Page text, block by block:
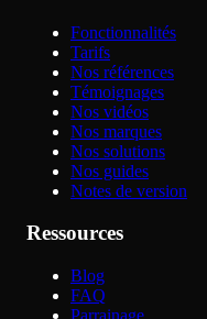
Fonctionnalités
Tarifs
Nos références
Témoignages
Nos vidéos
Nos marques
Nos solutions
Nos guides
Notes de version
Ressources
Blog
FAQ
Parrainage